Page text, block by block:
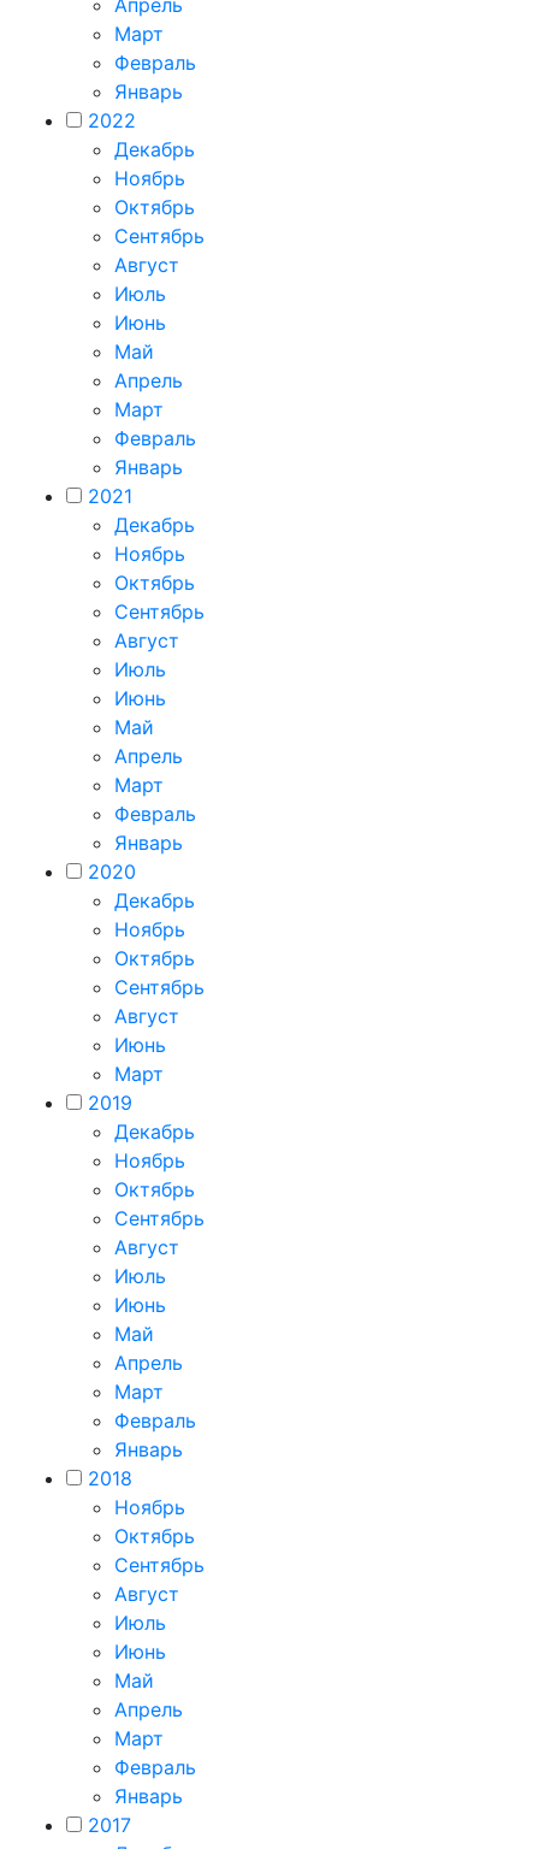
Апрель
Март
Февраль
Январь
2022
Декабрь
Ноябрь
Октябрь
Сентябрь
Август
Июль
Июнь
Май
Апрель
Март
Февраль
Январь
2021
Декабрь
Ноябрь
Октябрь
Сентябрь
Август
Июль
Июнь
Май
Апрель
Март
Февраль
Январь
2020
Декабрь
Ноябрь
Октябрь
Сентябрь
Август
Июнь
Март
2019
Декабрь
Ноябрь
Октябрь
Сентябрь
Август
Июль
Июнь
Май
Апрель
Март
Февраль
Январь
2018
Ноябрь
Октябрь
Сентябрь
Август
Июль
Июнь
Май
Апрель
Март
Февраль
Январь
2017